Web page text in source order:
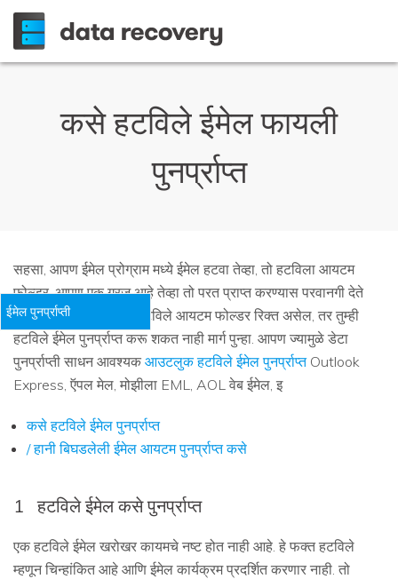
कसे हटविले ईमेल फायली
पुनर्प्राप्त
सहसा, आपण ईमेल प्रोग्राम मध्ये ईमेल हटवा तेव्हा, तो हटविला आयटम
फोल्डर, आपण एक गरज आहे तेव्हा तो परत प्राप्त करण्यास परवानगी देते
हलविले आहे, परंतु आपण हटविले आयटम फोल्डर रिक्त असेल, तर तुम्ही
हटविले ईमेल पुनर्प्राप्त करू शकत नाही मार्ग पुन्हा. आपण ज्यामुळे डेटा
पुनर्प्राप्ती साधन आवश्यक आउटलुक हटविले ईमेल पुनर्प्राप्तOutlook
Express, ऍपल मेल, मोझीला EML, AOL वेब ईमेल, इ
कसे हटविले ईमेल पुनर्प्राप्त
/ हानी बिघडलेली ईमेल आयटम पुनर्प्राप्त कसे
1 हटविले ईमेल कसे पुनर्प्राप्त
एक हटविले ईमेल खरोखर कायमचे नष्ट होत नाही आहे. हे फक्त हटविले
म्हणून चिन्हांकित आहे आणि ईमेल कार्यक्रम प्रदर्शित करणार नाही. तो
ईमेल पुनर्प्राप्ती